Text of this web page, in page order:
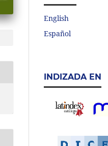
English
Español
INDIZADA EN